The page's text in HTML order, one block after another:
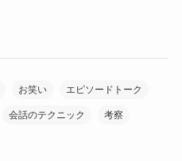
お笑い エピソードトーク
会話のテクニック 考察